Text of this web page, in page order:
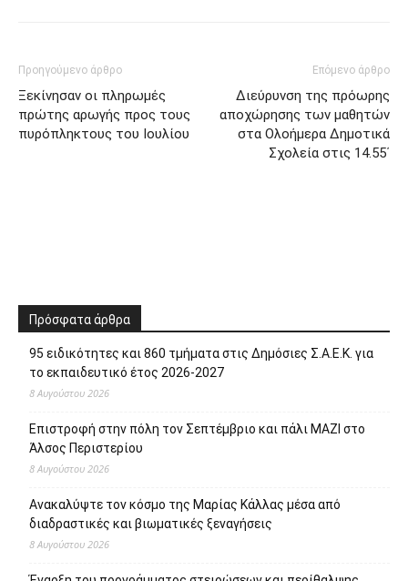
Προηγούμενο άρθρο
Ξεκίνησαν οι πληρωμές
πρώτης αρωγής προς τους
πυρόπληκτους του Ιουλίου
Επόμενο άρθρο
Διεύρυνση της πρόωρης
αποχώρησης των μαθητών
στα Ολοήμερα Δημοτικά
Σχολεία στις 14.55΄
Πρόσφατα άρθρα
95 ειδικότητες και 860 τμήματα στις Δημόσιες Σ.Α.Ε.Κ. για
το εκπαιδευτικό έτος 2026-2027
8 Αυγούστου 2026
Επιστροφή στην πόλη τον Σεπτέμβριο και πάλι ΜΑΖΙ στο
Άλσος Περιστερίου
8 Αυγούστου 2026
Ανακαλύψτε τον κόσμο της Μαρίας Κάλλας μέσα από
διαδραστικές και βιωματικές ξεναγήσεις
8 Αυγούστου 2026